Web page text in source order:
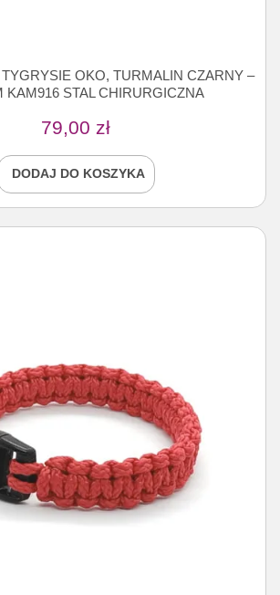
OKO, TURMALIN CZARNY –
KAM916 STAL CHIRURGICZNA
79,00 zł
DODAJ DO KOSZYKA